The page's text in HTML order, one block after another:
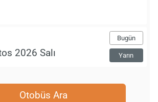
Bugün
Yarın
Otobüs Ara